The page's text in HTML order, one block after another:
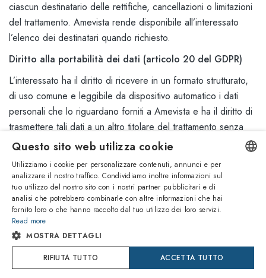
ciascun destinatario delle rettifiche, cancellazioni o limitazioni
del trattamento. Amevista rende disponibile all’interessato
l’elenco dei destinatari quando richiesto.
Diritto alla portabilità dei dati (articolo 20 del GDPR)
L’interessato ha il diritto di ricevere in un formato strutturato,
di uso comune e leggibile da dispositivo automatico i dati
personali che lo riguardano forniti a Amevista e ha il diritto di
trasmettere tali dati a un altro titolare del trattamento senza
impedimenti da parte del titolare originario, quando:
il trattamento si basa sul consenso ai sensi dell’articolo
6 (1)(a) o dell’articolo 9 (2)(a) o sul contratto ai sensi
dell’articolo 6 (1)(b);
il trattamento è effettuato con mezzi automatizzati.
Inoltre, l’interessato ha il diritto di far sì che i dati siano
trasmessi direttamente da un titolare all’altro, nella
misura in cui ciò sia tecnicamente fattibile. Il diritto non
pregiudica il diritto dell’interessato di ottenere la
ENGLISH
ITALIAN
Questo sito web utilizza cookie
Utilizziamo i cookie per personalizzare contenuti, annunci e per
analizzare il nostro traffico. Condividiamo inoltre informazioni sul
tuo utilizzo del nostro sito con i nostri partner pubblicitari e di
analisi che potrebbero combinarle con altre informazioni che hai
fornito loro o che hanno raccolto dal tuo utilizzo dei loro servizi.
Read more
MOSTRA DETTAGLI
ACCETTA TUTTO
RIFIUTA TUTTO